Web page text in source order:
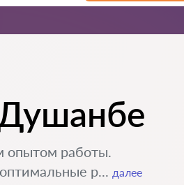
опытом работы.
р... далее